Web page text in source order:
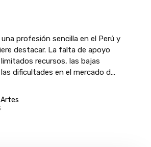
profesión sencilla en el Perú y
destacar. La falta de apoyo
recursos, las bajas
dificultades en el mercado d...